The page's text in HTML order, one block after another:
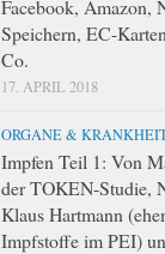
Facebook, Amazon,
Speichern, EC-
Co.
17. APRIL 2018
ORGANE &
Impfen Teil 1: Von
der TOKEN-Studie,
Klaus Hartmann
Impfstoffe im PEI)